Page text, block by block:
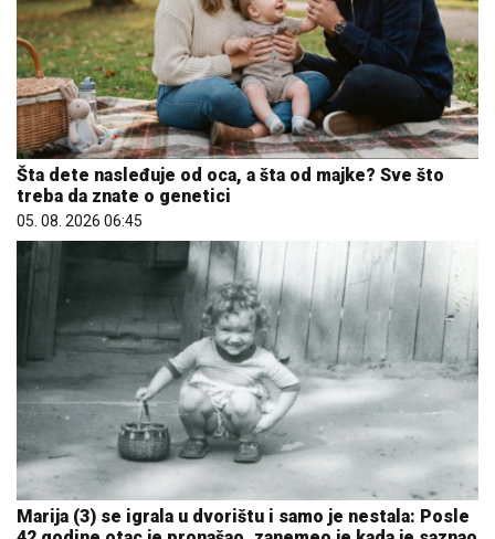
Šta dete nasleđuje od oca, a šta od majke? Sve što
treba da znate o genetici
05. 08. 2026 06:45
Marija (3) se igrala u dvorištu i samo je nestala: Posle